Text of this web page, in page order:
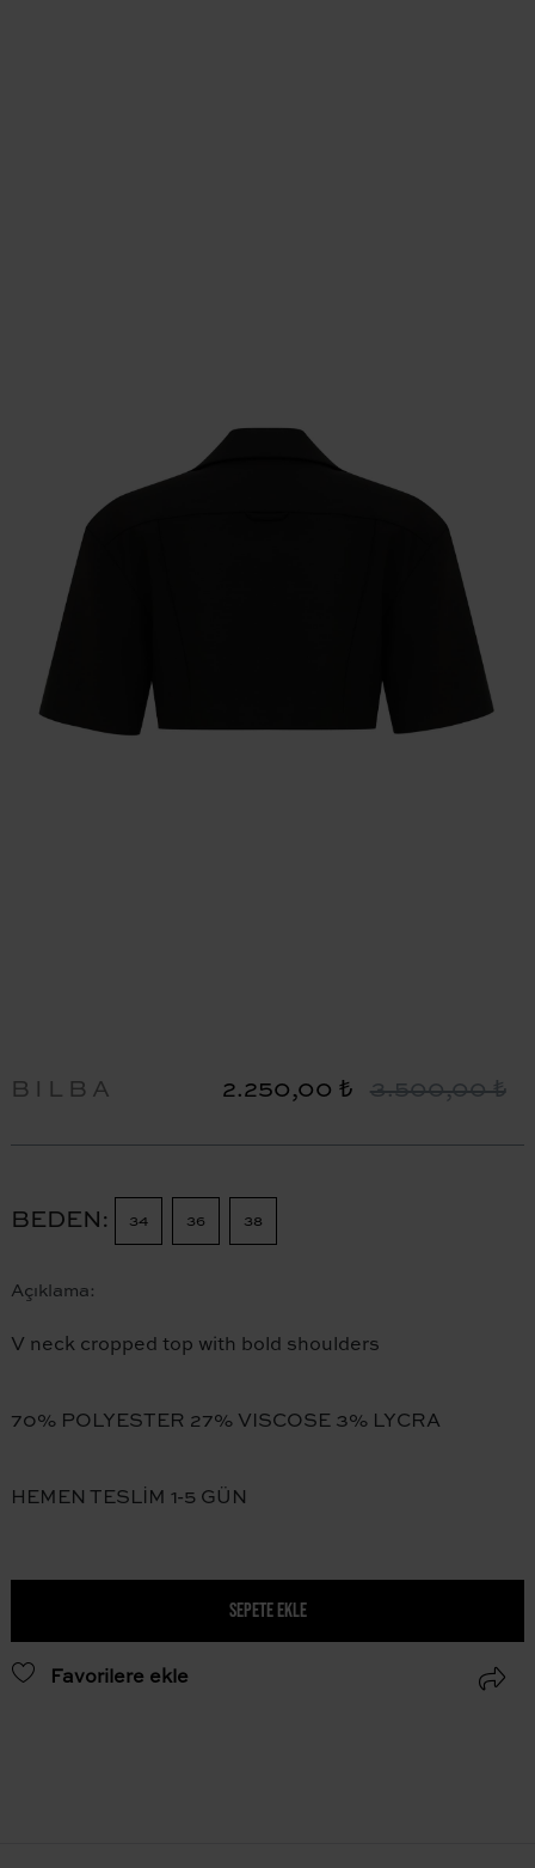
BILBA 2.250,00 ₺ 3.500,00 ₺
BEDEN 34 36 38
Açıklama:
V neck cropped top with bold shoulders
70% POLYESTER 27% VISCOSE 3% LYCRA
HEMEN TESLİM 1-5 GÜN
SEPETE EKLE
Favorilere ekle